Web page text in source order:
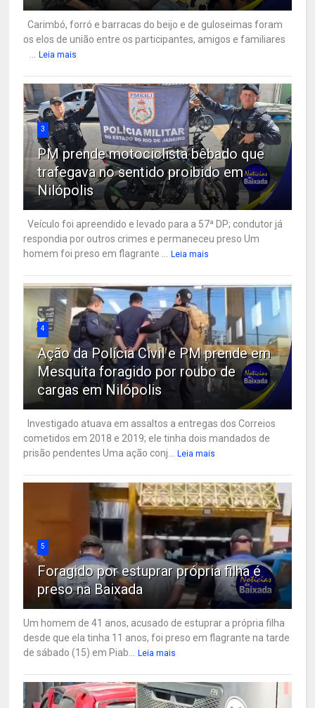
Carimbó, forró e barracas do beijo e de guloseimas foram
os elos de união entre os participantes, amigos e familiares
Leia mais
3
PM prende motociclista bêbado que
trafegava no sentido proibido em
Nilópolis
Veículo foi apreendido e levado para a 57ª DP; condutor já
respondia por outros crimes e permaneceu preso Um
homem foi preso em flagrante ...
Leia mais
4
Ação da Polícia Civil e PM prende em
Mesquita foragido por roubo de
cargas em Nilópolis
Investigado atuava em assaltos a entregas dos Correios
cometidos em 2018 e 2019; ele tinha dois mandados de
prisão pendentes Uma ação conj...
Leia mais
5
Foragido por estuprar própria filha é
preso na Baixada
Um homem de 41 anos, acusado de estuprar a própria filha
desde que ela tinha 11 anos, foi preso em flagrante na tarde
de sábado (15) em Piab...
Leia mais